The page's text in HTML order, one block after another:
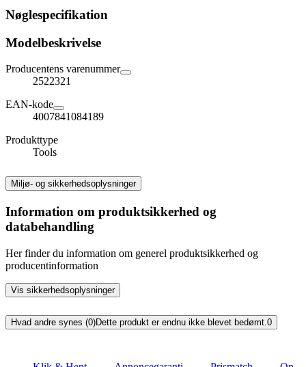
Nøglespecifikation
Modelbeskrivelse
Producentens varenummer
2522321
EAN-kode
4007841084189
Produkttype
Tools
Miljø- og sikkerhedsoplysninger
Information om produktsikkerhed og
databehandling
Her finder du information om generel produktsikkerhed og
producentinformation
Vis sikkerhedsoplysninger
Hvad andre synes (0)Dette produkt er endnu ikke blevet bedømt. 0